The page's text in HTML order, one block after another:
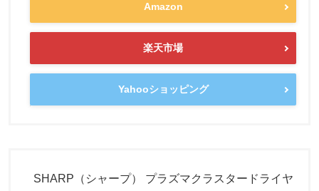
Amazon
楽天市場
Yahooショッピング
SHARP（シャープ） プラズマクラスタードライヤ